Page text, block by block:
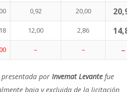
0,92 20,00
12,00 2,86
– – –
por Invemat Levante fue
baja y excluida de la licitación